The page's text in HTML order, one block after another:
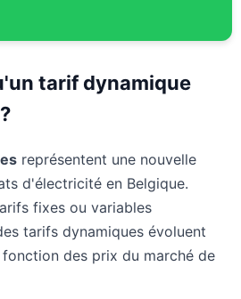
tarif dynamique
représentent une nouvelle
d'électricité en Belgique.
fixes ou variables
tarifs dynamiques évoluent
fonction des prix du marché de